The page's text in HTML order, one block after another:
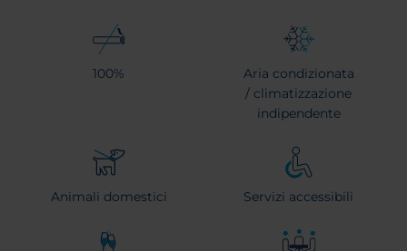
100%
Aria condizionata
/ climatizzazione
indipendente
Animali domestici Servizi accessibili